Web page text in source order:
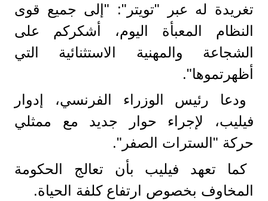
تغريدة له عبر "تويتر": "إلى جميع قوى
النظام المعبأة اليوم، أشكركم على
الشجاعة والمهنية الاستثنائية التي
أظهرتموها".
ودعا رئيس الوزراء الفرنسي، إدوار
فيليب، لإجراء حوار جديد مع ممثلي
حركة "السترات الصفر".
كما تعهد فيليب بأن تعالج الحكومة
المخاوف بخصوص ارتفاع كلفة الحياة.